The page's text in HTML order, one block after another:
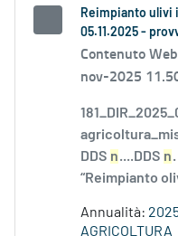
Reimpianto ulivi
05.11.2025 -
Contenuto
nov-2025
DDS n....DDS n
“Reimpianto
Annualità:
AGRICOLTURA